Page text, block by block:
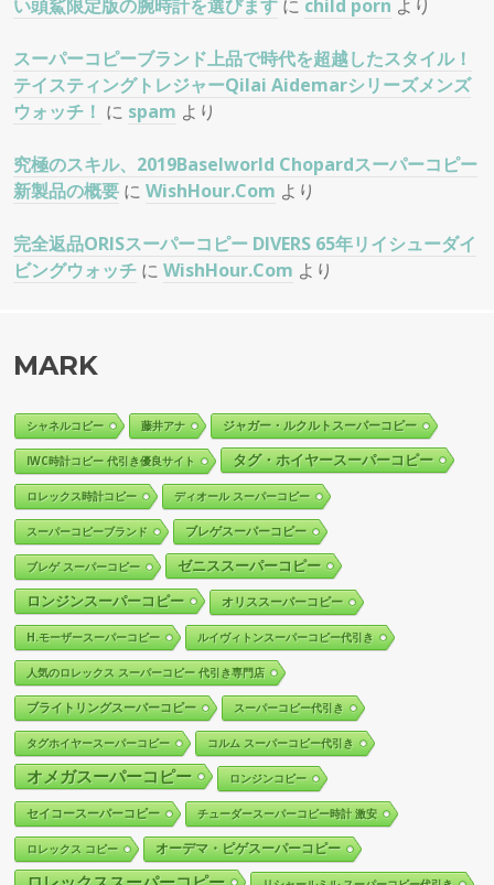
い頭鯊限定版の腕時計を選びます に child porn より
スーパーコピーブランド上品で時代を超越したスタイル！
テイスティングトレジャーQilai Aidemarシリーズメンズ
ウォッチ！ に spam より
究極のスキル、2019Baselworld Chopardスーパーコピー
新製品の概要 に WishHour.Com より
完全返品ORISスーパーコピー DIVERS 65年リイシューダイ
ビングウォッチ に WishHour.Com より
MARK
シャネルコピー 藤井アナ ジャガー・ルクルトスーパーコピー
IWC時計コピー 代引き優良サイト タグ・ホイヤースーパーコピー
ロレックス時計コピー ディオール スーパーコピー
スーパーコピーブランド ブレゲスーパーコピー
ブレゲ スーパーコピー
ゼニススーパーコピー
ロンジンスーパーコピー
オリススーパーコピー
H.モーザースーパーコピー ルイヴィトンスーパーコピー代引き
人気のロレックス スーパーコピー 代引き専門店
ブライトリングスーパーコピー スーパーコピー代引き
タグホイヤースーパーコピー コルム スーパーコピー代引き
オメガスーパーコピー ロンジンコピー
セイコースーパーコピー チューダースーパーコピー時計 激安
ロレックス コピー オーデマ・ピゲスーパーコピー